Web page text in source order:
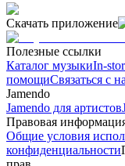
Скачать приложение
Полезные ссылки
Каталог музыкиIn-
помощиСвязаться с
Jamendo
Jamendo для артистов
Правовая
Общие условия
конфиденциальности